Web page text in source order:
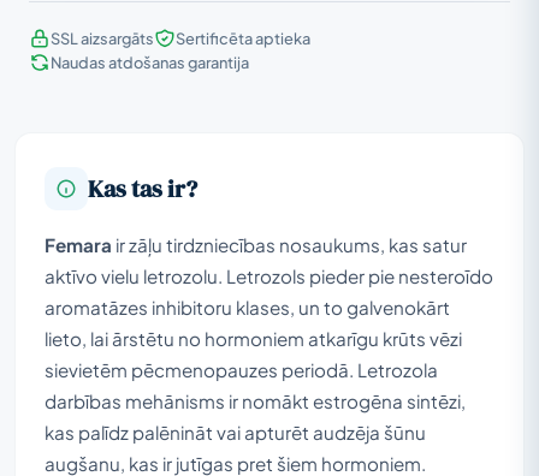
SSL aizsargāts
Sertificēta aptieka
Naudas atdošanas garantija
Kas tas ir?
Femara ir zāļu tirdzniecības nosaukums, kas satur
aktīvo vielu letrozolu. Letrozols pieder pie nesteroīdo
aromatāzes inhibitoru klases, un to galvenokārt
lieto, lai ārstētu no hormoniem atkarīgu krūts vēzi
sievietēm pēcmenopauzes periodā. Letrozola
darbības mehānisms ir nomākt estrogēna sintēzi,
kas palīdz palēnināt vai apturēt audzēja šūnu
augšanu, kas ir jutīgas pret šiem hormoniem.